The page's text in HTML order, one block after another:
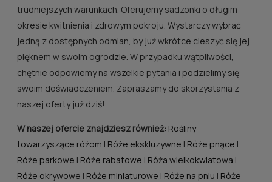
trudniejszych warunkach. Oferujemy sadzonki o długim
okresie kwitnienia i zdrowym pokroju. Wystarczy wybrać
jedną z dostępnych odmian, by już wkrótce cieszyć się jej
pięknem w swoim ogrodzie. W przypadku wątpliwości,
chętnie odpowiemy na wszelkie pytania i podzielimy się
swoim doświadczeniem. Zapraszamy do skorzystania z
naszej oferty już dziś!
W naszej ofercie znajdziesz również: Rośliny
towarzyszące różom | Róże ekskluzywne | Róże pnące |
Róże parkowe | Róże rabatowe | Róża wielkokwiatowa |
Róże okrywowe | Róże miniaturowe | Róże na pniu | Róże